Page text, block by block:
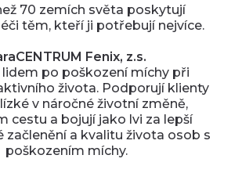
70 zemích světa poskytují
těm, kteří ji potřebují nejvíce.
Fenix, z.s.
lidem po poškození míchy při
života. Podporují klienty
v náročné životní změně,
cestu a bojují jako lvi za lepší
začlenění a kvalitu života osob s
poškozením míchy.